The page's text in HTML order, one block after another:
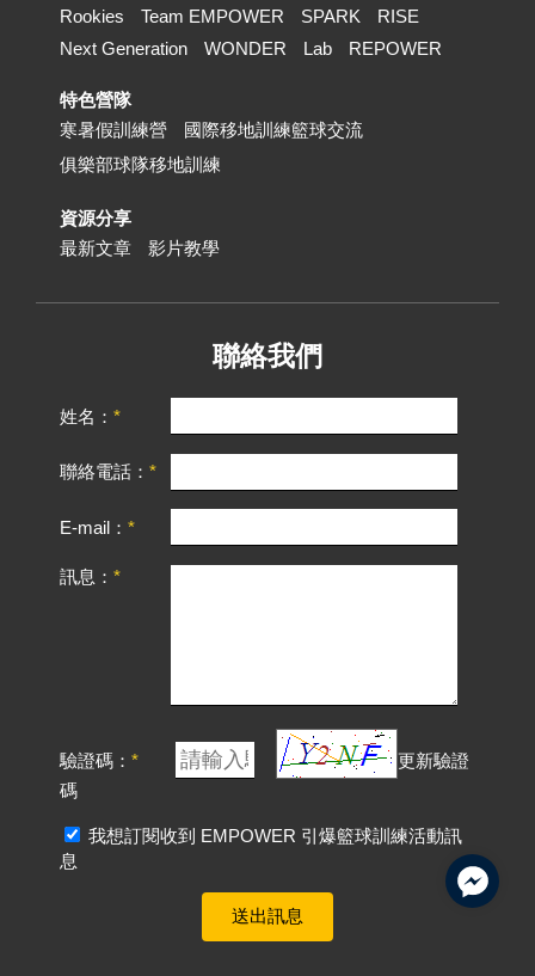
Rookies
Team EMPOWER SPARK
RISE
Next Generation
WONDER Lab REPOWER
特色營隊
寒暑假訓練營
國際移地訓練籃球交流
俱樂部球隊移地訓練
資源分享
最新文章
影片教學
聯絡我們
姓名：
聯絡電話：
E-mail：
訊息：
驗證碼：
更新驗證
碼
我想訂閱收到 EMPOWER 引爆籃球訓練活動訊
息
送出訊息